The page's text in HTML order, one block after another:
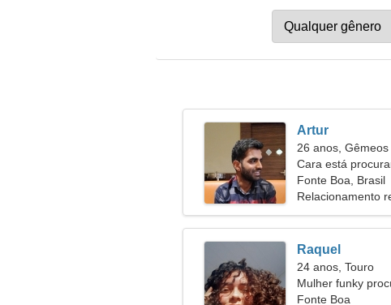
Artur
26 anos, Gêmeos
Cara está
Fonte Boa, Brasil
Relacionamento
Raquel
24 anos, Touro
Mulher funky
você
Fonte Boa